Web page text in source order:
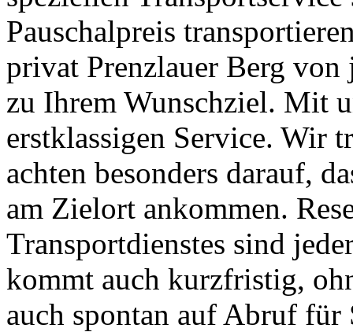
Pauschalpreis
privat Prenzlauer Berg von
zu Ihrem Wunschziel. Mit
erstklassigen Service. Wir
achten besonders darauf,
am Zielort ankommen.
Transportdienstes sind
kommt auch kurzfristig,
auch spontan auf Abruf für